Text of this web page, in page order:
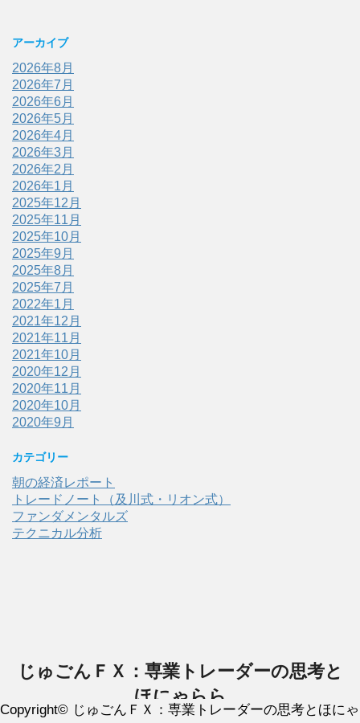
アーカイブ
2026年8月
2026年7月
2026年6月
2026年5月
2026年4月
2026年3月
2026年2月
2026年1月
2025年12月
2025年11月
2025年10月
2025年9月
2025年8月
2025年7月
2022年1月
2021年12月
2021年11月
2021年10月
2020年12月
2020年11月
2020年10月
2020年9月
カテゴリー
朝の経済レポート
トレードノート（及川式・リオン式）
ファンダメンタルズ
テクニカル分析
じゅごんＦＸ：専業トレーダーの思考と
ほにゃらら
Copyright© じゅごんＦＸ：専業トレーダーの思考とほにゃ